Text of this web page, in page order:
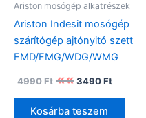
Ariston mosógép alkatrészek
Ariston Indesit mosógép
szárítógép ajtónyitó szett
FMD/FMG/WDG/WMG
4990Ft
Original
price
was:
4990 Ft.
3490Ft
price
is:
Kosárba teszem